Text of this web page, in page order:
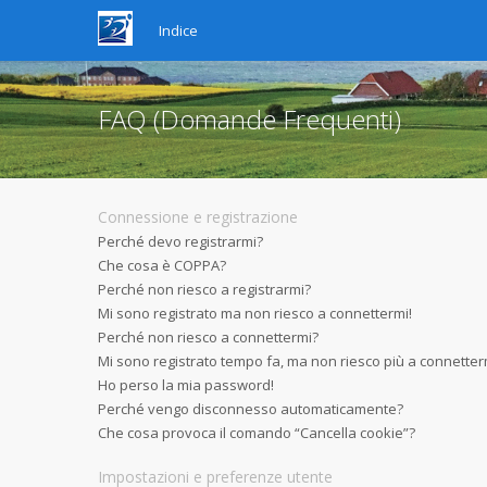
Indice
FAQ (Domande Frequenti)
Connessione e registrazione
Perché devo registrarmi?
Che cosa è COPPA?
Perché non riesco a registrarmi?
Mi sono registrato ma non riesco a connettermi!
Perché non riesco a connettermi?
Mi sono registrato tempo fa, ma non riesco più a
Ho perso la mia password!
Perché vengo disconnesso automaticamente?
Che cosa provoca il comando “Cancella cookie”?
Impostazioni e preferenze utente